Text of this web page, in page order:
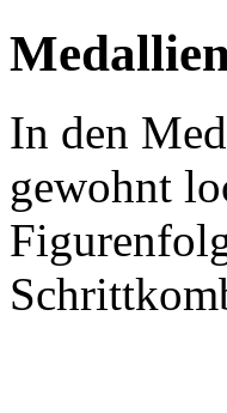
In den
gewohnt